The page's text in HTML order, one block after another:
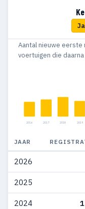
395
2014 334
2009 109
2008 141
2007 127
Aantal nieuwe
voertuigen die
2016 2017 2018 2019
JAAR
2026
2025
2024